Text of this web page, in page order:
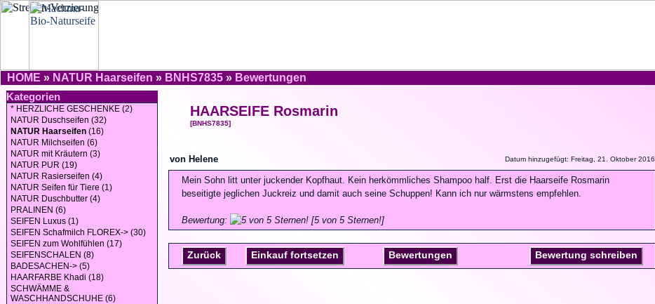
HOME » NATUR Haarseifen » BNHS7835 » Bewertungen
Kategorien
* HERZLICHE GESCHENKE (2)
NATUR Duschseifen (32)
NATUR Haarseifen (16)
NATUR Milchseifen (6)
NATUR mit Kräutern (3)
NATUR PUR (19)
NATUR Rasierseifen (4)
NATUR Seifen für Tiere (1)
NATUR Duschbutter (4)
PRALINEN (6)
SEIFEN Luxus (1)
SEIFEN Schafmilch FLOREX-> (30)
SEIFEN zum Wohlfühlen (17)
SEIFENSCHALEN (8)
BADESACHEN-> (5)
HAARFARBE Khadi (18)
SCHWÄMME &
WASCHHANDSCHUHE (6)
HAARSEIFE Rosmarin
[BNHS7835]
von Helene Datum hinzugefügt: Freitag, 21. Oktober 2016
Mein Sohn litt unter juckender Kopfhaut. Kein herkömmliches Shampoo half. Erst die Haarseife Rosmarin
beseitigte jeglichen Juckreiz und damit auch seine Schuppen! Kann ich nur wärmstens empfehlen.
Bewertung: [5 von 5 Sternen!]
Zurück Einkauf fortsetzen Bewertungen Bewertung schreiben